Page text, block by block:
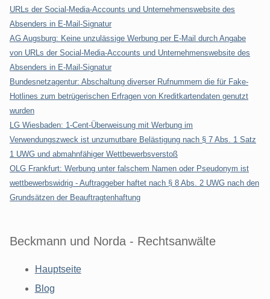
URLs der Social-Media-Accounts und Unternehmenswebsite des
Absenders in E-Mail-Signatur
AG Augsburg: Keine unzulässige Werbung per E-Mail durch Angabe
von URLs der Social-Media-Accounts und Unternehmenswebsite des
Absenders in E-Mail-Signatur
Bundesnetzagentur: Abschaltung diverser Rufnummern die für Fake-
Hotlines zum betrügerischen Erfragen von Kreditkartendaten genutzt
wurden
LG Wiesbaden: 1-Cent-Überweisung mit Werbung im
Verwendungszweck ist unzumutbare Belästigung nach § 7 Abs. 1 Satz
1 UWG und abmahnfähiger Wettbewerbsverstoß
OLG Frankfurt: Werbung unter falschem Namen oder Pseudonym ist
wettbewerbswidrig - Auftraggeber haftet nach § 8 Abs. 2 UWG nach den
Grundsätzen der Beauftragtenhaftung
Beckmann und Norda - Rechtsanwälte
Hauptseite
Blog